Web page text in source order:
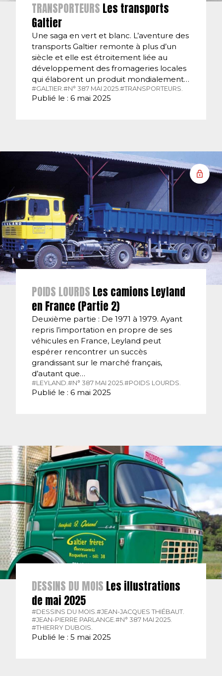
TRANSPORTEURS Les transports
Galtier
Une saga en vert et blanc. L’aventure des
transports Galtier remonte à plus d’un
siècle et elle est étroitement liée au
développement des fromageries locales
qui élaborent un produit mondialement…
#GALTIER.#N° 387 MAI 2025.#TRANSPORTEURS.
Publié le : 6 mai 2025
POIDS LOURDS Les camions Leyland
en France (Partie 2)
Deuxième partie : De 1971 à 1979. Ayant
repris l’importation en propre de ses
véhicules en France, Leyland peut
espérer rencontrer un succès
grandissant sur le marché français,
d’autant que…
#LEYLAND. #N° 387 MAI 2025. #POIDS LOURDS.
Publié le : 6 mai 2025
DESSINS DU MOIS Les illustrations
de mai 2025
#DESSINS DU MOIS. #JEAN-JACQUES THIÉBAUT.
#JEAN-PIERRE PARLANGE. #N° 387 MAI 2025.
#THIERRY DUBOIS.
Publié le : 5 mai 2025